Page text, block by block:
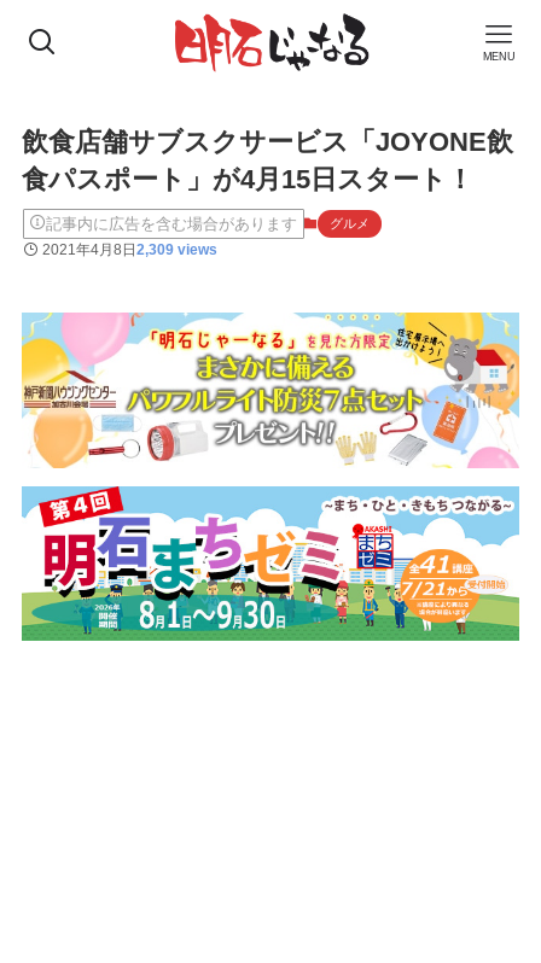
MENU
飲食店舗サブスクサービス「JOYONE飲
食パスポート」が4月15日スタート！
記事内に広告を含む場合があります グルメ
2021年4月8日2,309 views